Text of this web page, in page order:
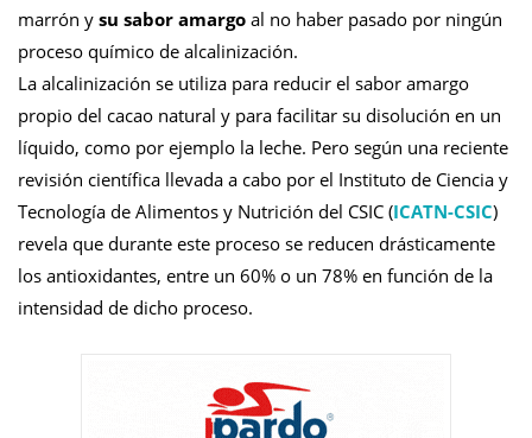
marrón y su sabor amargo al no haber pasado por ningún
proceso químico de alcalinización.
La alcalinización se utiliza para reducir el sabor amargo
propio del cacao natural y para facilitar su disolución en un
líquido, como por ejemplo la leche. Pero según una reciente
revisión científica llevada a cabo por el Instituto de Ciencia y
Tecnología de Alimentos y Nutrición del CSIC (ICATN-CSIC)
revela que durante este proceso se reducen drásticamente
los antioxidantes, entre un 60% o un 78% en función de la
intensidad de dicho proceso.